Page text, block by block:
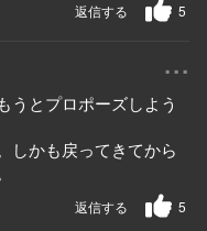
5
返信する
...
うとプロポーズしよう
しかも戻ってきてから
5
返信する